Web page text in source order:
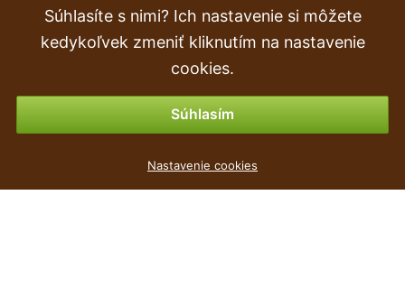
Objednávka
Vrátenie tovaru & vrátenie peňazí
Súhlasíte s nimi? Ich nastavenie si môžete
kedykoľvek zmeniť kliknutím na nastavenie
cookies.
Súhlasím
Nastavenie cookies